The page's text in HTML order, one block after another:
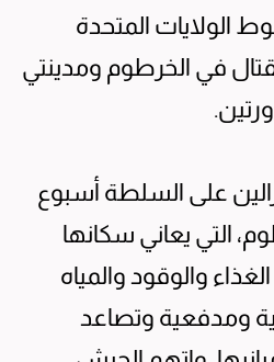
الولايات المتحدة
في الخرطوم ومدينتي
على السلطة أسبوع
التي يعاني سكانها
والوقود والمياه
ومدفعية وتصاعد